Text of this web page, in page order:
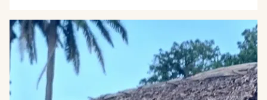
ONDERSTEUNING
VOOR
HAÏTIAANSE
MIGRANTEN
IN
DOMINICAANSE
REPUBLIEK